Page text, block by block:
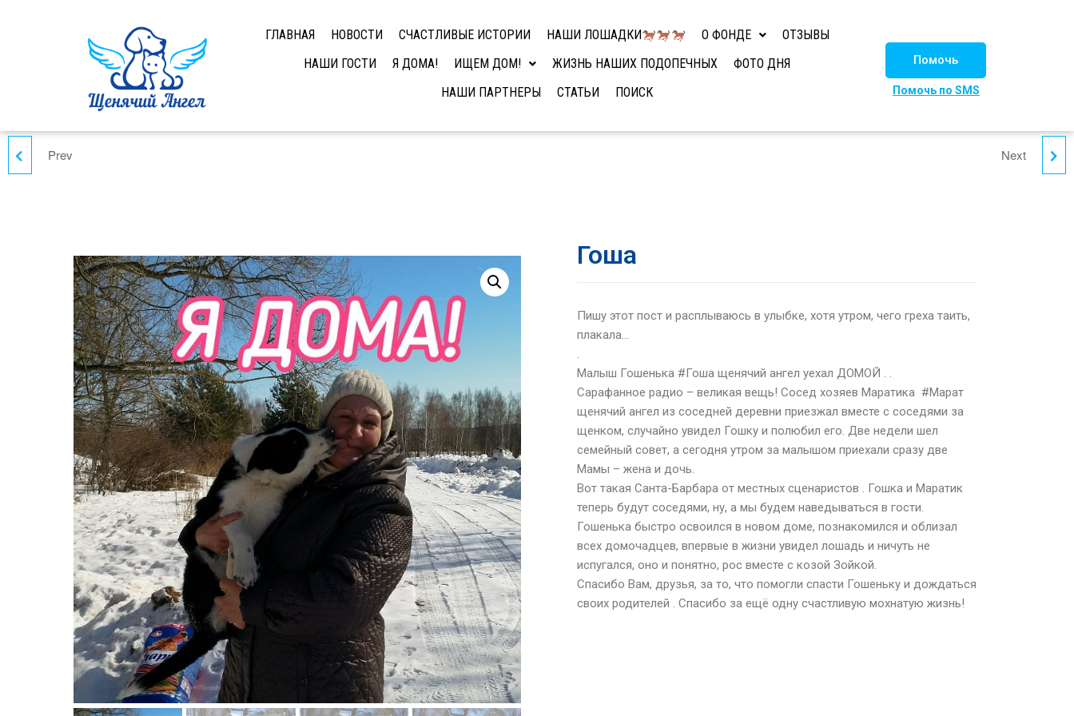
ГЛАВНАЯ НОВОСТИ СЧАСТЛИВЫЕ ИСТОРИИ НАШИ ЛОШАДКИ О ФОНДЕ
ОТЗЫВЫ
НАШИ ГОСТИ
Я ДОМА! ИЩЕМ ДОМ! ЖИЗНЬ НАШИХ ПОДОПЕЧНЫХ
ФОТО ДНЯ
НАШИ ПАРТНЕРЫ
СТАТЬИ ПОИСК
Помочь
Помочь по SMS
Prev Next
Гоша
Пишу этот пост и расплываюсь в улыбке, хотя утром, чего греха таить,
плакала…
.
Малыш Гошенька #Гоша щенячий ангел уехал ДОМОЙ . .
Сарафанное радио – великая вещь! Сосед хозяев Маратика #Марат
щенячий ангел из соседней деревни приезжал вместе с соседями за
щенком, случайно увидел Гошку и полюбил его. Две недели шел
семейный совет, а сегодня утром за малышом приехали сразу две
Мамы – жена и дочь.
Вот такая Санта-Барбара от местных сценаристов . Гошка и Маратик
теперь будут соседями, ну, а мы будем наведываться в гости.
Гошенька быстро освоился в новом доме, познакомился и облизал
всех домочадцев, впервые в жизни увидел лошадь и ничуть не
испугался, оно и понятно, рос вместе с козой Зойкой.
Спасибо Вам, друзья, за то, что помогли спасти Гошеньку и дождаться
своих родителей . Спасибо за ещё одну счастливую мохнатую жизнь!